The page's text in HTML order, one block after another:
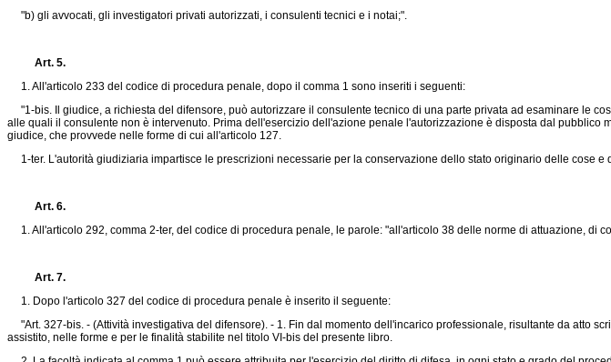
"b) gli avvocati, gli investigatori privati autorizzati, i consulenti tecnici e i notai;".
Art. 5.
1. All'articolo 233 del codice di procedura penale, dopo il comma 1 sono inseriti i seguenti:
"1-bis. Il giudice, a richiesta del difensore, può autorizzare il consulente tecnico di una parte privata ad esaminare le
alle quali il consulente non è intervenuto. Prima dell'esercizio dell'azione penale l'autorizzazione è disposta dal
giudice, che provvede nelle forme di cui all'articolo 127.
1-ter. L'autorità giudiziaria impartisce le prescrizioni necessarie per la conservazione dello stato originario delle cose e
Art. 6.
1. All'articolo 292, comma 2-ter, del codice di procedura penale, le parole: "all'articolo 38 delle norme di attuazione, di
Art. 7.
1. Dopo l'articolo 327 del codice di procedura penale è inserito il seguente:
"Art. 327-bis. - (Attività investigativa del difensore). - 1. Fin dal momento dell'incarico professionale, risultante da atto
assistito, nelle forme e per le finalità stabilite nel titolo VI-bis del presente libro.